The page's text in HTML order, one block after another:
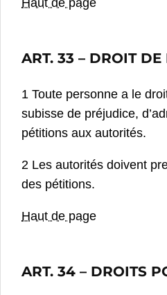
Haut de page
ART. 33 – DROIT DE
1 Toute personne a le
subisse de préjudice,
pétitions aux autorités.
2 Les autorités doivent
des pétitions.
Haut de page
ART. 34 – DROITS